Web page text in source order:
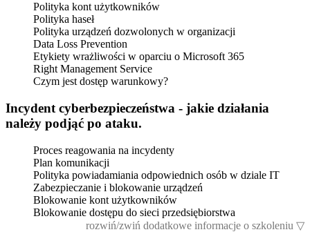
Polityka kont użytkowników
Polityka haseł
Polityka urządzeń dozwolonych w organizacji
Data Loss Prevention
Etykiety wrażliwości w oparciu o Microsoft 365
Right Management Service
Czym jest dostęp warunkowy?
Incydent cyberbezpieczeństwa - jakie działania
należy podjąć po ataku.
Proces reagowania na incydenty
Plan komunikacji
Polityka powiadamiania odpowiednich osób w dziale IT
Zabezpieczanie i blokowanie urządzeń
Blokowanie kont użytkowników
Blokowanie dostępu do sieci przedsiębiorstwa
rozwiń/zwiń dodatkowe informacje o szkoleniu ▽